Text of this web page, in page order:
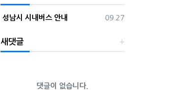
등록일
09.27
성남시 시내버스 안내
새댓글
댓글이 없습니다.